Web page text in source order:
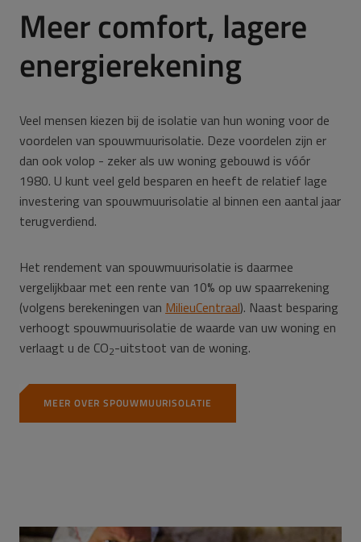
Meer comfort, lagere
energierekening
Veel mensen kiezen bij de isolatie van hun woning voor de
voordelen van spouwmuurisolatie. Deze voordelen zijn er
dan ook volop - zeker als uw woning gebouwd is vóór
1980. U kunt veel geld besparen en heeft de relatief lage
investering van spouwmuurisolatie al binnen een aantal jaar
terugverdiend.
Het rendement van spouwmuurisolatie is daarmee
vergelijkbaar met een rente van 10% op uw spaarrekening
(volgens berekeningen van MilieuCentraal). Naast besparing
verhoogt spouwmuurisolatie de waarde van uw woning en
verlaagt u de CO2-uitstoot van de woning.
MEER OVER SPOUWMUURISOLATIE